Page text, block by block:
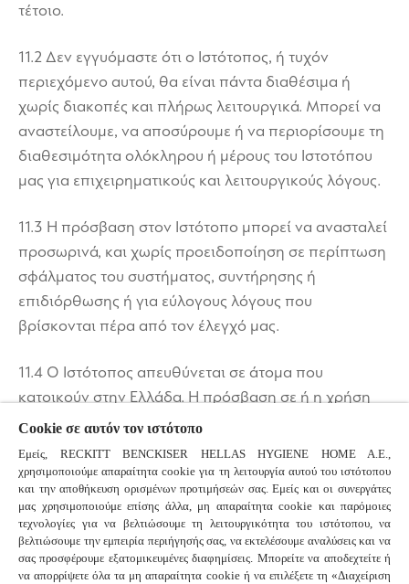
τέτοιο.
11.2 Δεν εγγυόμαστε ότι ο Ιστότοπος, ή τυχόν
περιεχόμενο αυτού, θα είναι πάντα διαθέσιμα ή
χωρίς διακοπές και πλήρως λειτουργικά. Μπορεί να
αναστείλουμε, να αποσύρουμε ή να περιορίσουμε τη
διαθεσιμότητα ολόκληρου ή μέρους του Ιστοτόπου
μας για επιχειρηματικούς και λειτουργικούς λόγους.
11.3 Η πρόσβαση στον Ιστότοπο μπορεί να ανασταλεί
προσωρινά, και χωρίς προειδοποίηση σε περίπτωση
σφάλματος του συστήματος, συντήρησης ή
επιδιόρθωσης ή για εύλογους λόγους που
βρίσκονται πέρα από τον έλεγχό μας.
11.4 Ο Ιστότοπος απευθύνεται σε άτομα που
κατοικούν στην Ελλάδα. Η πρόσβαση σε ή η χρήση
του Ιστοτόπου (συμπεριλαμβανομένου του
περιεχομένου του, τυχόν λειτουργιών ή παροχών
που διατίθενται μέσω αυτού ή πληροφοριών που
εμπεριέχονται σε αυτόν) μπορεί να απαγορεύεται
από τον νόμο σε ορισμένες χώρες ή δικαιοδοσίες.
Είστε υπεύθυνοι να συμμορφώνεστε με όλους τους
ισχύοντες νόμους και κανονισμούς της χώρας από
Cookie σε αυτόν τον ιστότοπο
Εμείς, RECKITT BENCKISER HELLAS HYGIENE HOME A.E.,
χρησιμοποιούμε απαραίτητα cookie για τη λειτουργία αυτού του ιστότοπου
και την αποθήκευση ορισμένων προτιμήσεών σας. Εμείς και οι συνεργάτες
μας χρησιμοποιούμε επίσης άλλα, μη απαραίτητα cookie και παρόμοιες
τεχνολογίες για να βελτιώσουμε τη λειτουργικότητα του ιστότοπου, να
βελτιώσουμε την εμπειρία περιήγησής σας, να εκτελέσουμε αναλύσεις και να
σας προσφέρουμε εξατομικευμένες διαφημίσεις. Μπορείτε να αποδεχτείτε ή
να απορρίψετε όλα τα μη απαραίτητα cookie ή να επιλέξετε τη «Διαχείριση